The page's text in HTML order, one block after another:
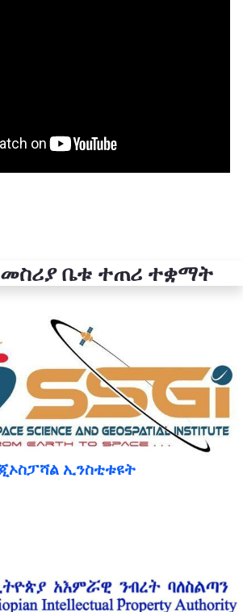
ቤቱ ተጠሪ ተቋማት
ኢንስቲቱዩት